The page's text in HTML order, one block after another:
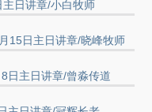
日讲章/小白牧师
15日主日讲章/晓峰牧师
主日讲章/曾淼传道